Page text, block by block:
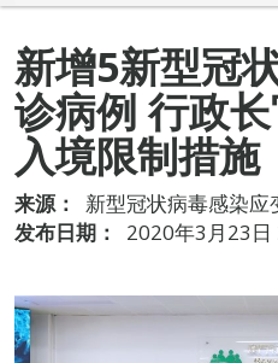
新增5新型冠
诊病例 行政
入境限制措施
来源：
新型冠状病毒感染应
发布日期：
2020年3月23日